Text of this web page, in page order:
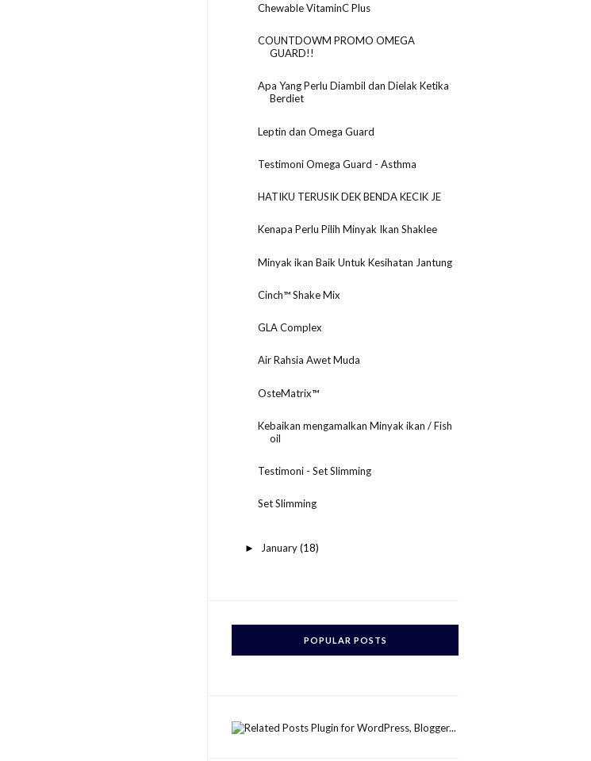
Chewable VitaminC Plus
COUNTDOWM PROMO OMEGA
GUARD!!
Apa Yang Perlu Diambil dan Dielak Ketika
Berdiet
Leptin dan Omega Guard
Testimoni Omega Guard - Asthma
HATIKU TERUSIK DEK BENDA KECIK JE
Kenapa Perlu Pilih Minyak Ikan Shaklee
Minyak ikan Baik Untuk Kesihatan Jantung
Cinch™ Shake Mix
GLA Complex
Air Rahsia Awet Muda
OsteMatrix™
Kebaikan mengamalkan Minyak ikan / Fish
oil
Testimoni - Set Slimming
Set Slimming
► January(18)
POPULAR POSTS